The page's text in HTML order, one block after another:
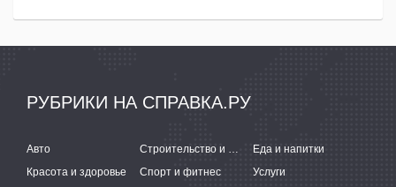
РУБРИКИ НА СПРАВКА.РУ
Авто Строительство и ремонт
Еда и напитки
Красота и здоровье
Спорт и фитнес
Услуги